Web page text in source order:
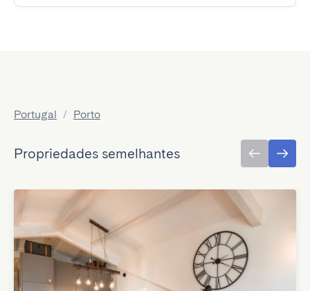
Portugal / Porto
Propriedades semelhantes